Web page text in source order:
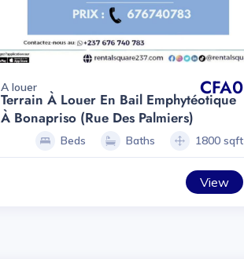
A louer CFA0
Terrain À Louer En Bail Emphytéotique
À Bonapriso (rue Des Palmiers)
Beds Baths 1800 sqft
View